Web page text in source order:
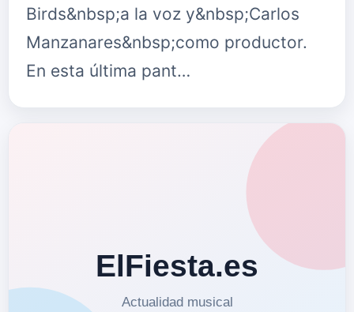
Birds&nbsp;a la voz y&nbsp;Carlos
Manzanares&nbsp;como productor.
En esta última pant…